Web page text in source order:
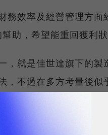
務效率及經營管理方面
助，希望能重回獲利狀
，就是佳世達旗下的製
不過在多方考量後似